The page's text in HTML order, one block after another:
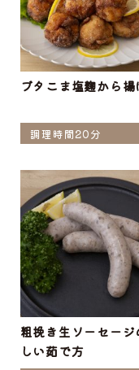
ブタこま塩麹から揚
調理時間20分
粗挽き生ソーセージ
しい茹で方